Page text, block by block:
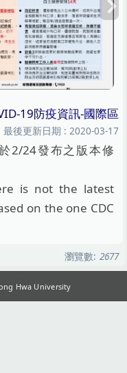
19防疫資訊-國際區
最後更新日期 : 2020-03-17
2/24發布之版本修
is not the latest
on the one CDC
瀏覽數: 2677
Hwa University